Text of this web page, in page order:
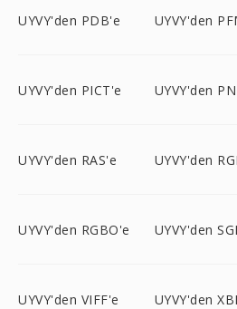
UYVY'den PDB'e UYVY'den
UYVY'den PICT'e UYVY'den
UYVY'den RAS'e UYVY'den
UYVY'den RGBO'e UYVY'den
UYVY'den VIFF'e UYVY'den